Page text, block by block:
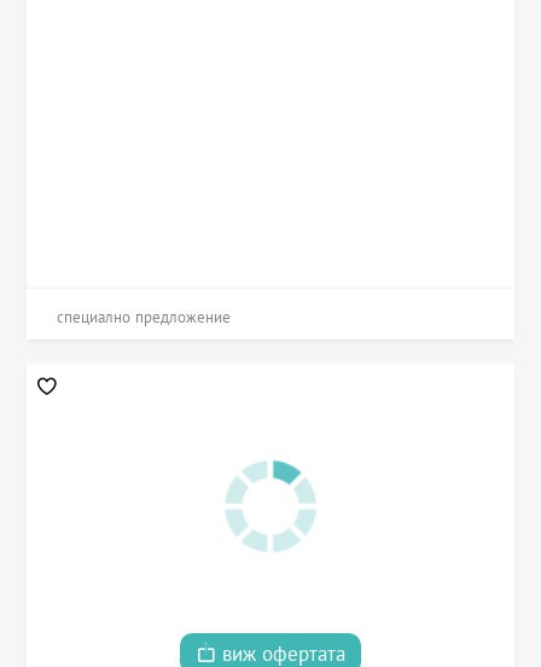
специално предложение
виж офертата